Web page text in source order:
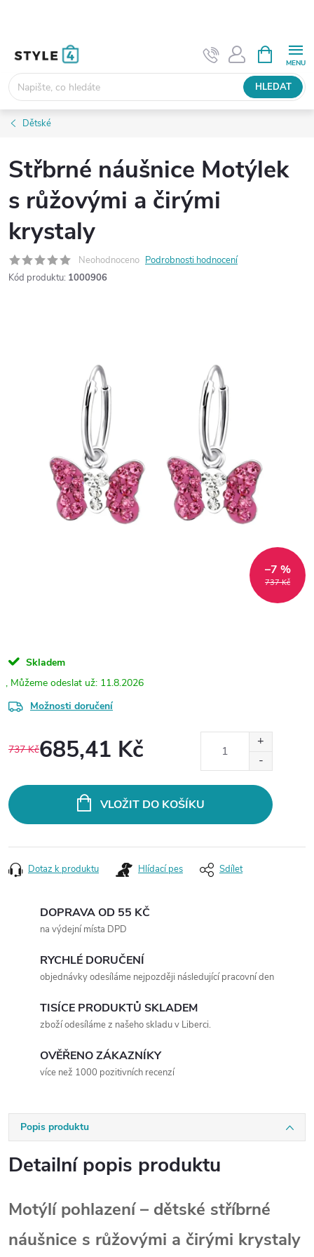
HLEDAT
NÁKUPNÍ
KOŠÍK
Dětské
Střbrné náušnice Motýlek
s růžovými a čirými
krystaly
Neohodnoceno Podrobnosti hodnocení
Kód produktu: 1000906
737 Kč
–7 %
Skladem
11.8.2026
Možnosti doručení
737 Kč685,41 Kč
VLOŽIT DO KOŠÍKU
Dotaz k produktu Hlídací pes Sdílet
DOPRAVA OD 55 KČ
na výdejní místa DPD
RYCHLÉ DORUČENÍ
objednávky odesíláme nejpozději následující pracovní den
TISÍCE PRODUKTŮ SKLADEM
zboží odesíláme z našeho skladu v Liberci.
OVĚŘENO ZÁKAZNÍKY
více než 1000 pozitivních recenzí
Popis produktu
Detailní popis produktu
Motýlí pohlazení – dětské stříbrné
náušnice s růžovými a čirými krystaly